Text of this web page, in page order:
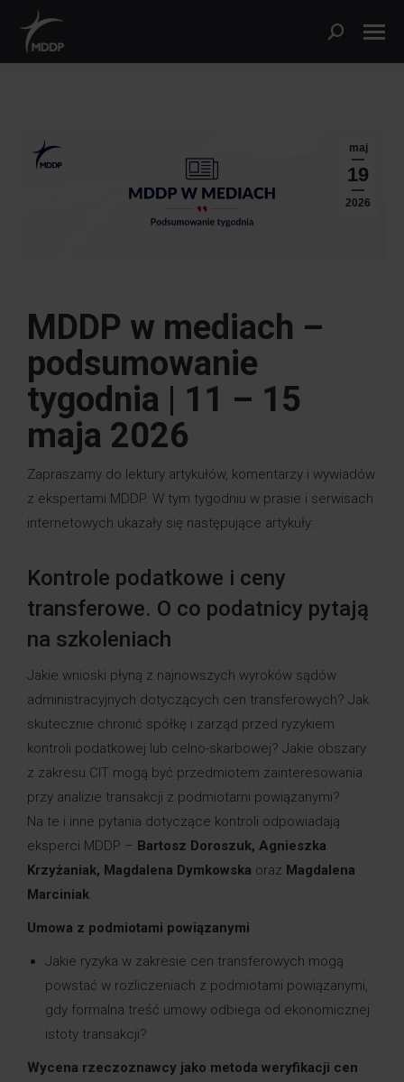
maj
19
2026
MDDP w mediach –
podsumowanie
tygodnia | 11 – 15
maja 2026
Zapraszamy do lektury artykułów, komentarzy i wywiadów
z ekspertami MDDP. W tym tygodniu w prasie i serwisach
internetowych ukazały się następujące artykuły:
Kontrole podatkowe i ceny
transferowe. O co podatnicy pytają
na szkoleniach
Jakie wnioski płyną z najnowszych wyroków sądów
administracyjnych dotyczących cen transferowych? Jak
skutecznie chronić spółkę i zarząd przed ryzykiem
kontroli podatkowej lub celno-skarbowej? Jakie obszary
z zakresu CIT mogą być przedmiotem zainteresowania
przy analizie transakcji z podmiotami powiązanymi?
Na te i inne pytania dotyczące kontroli odpowiadają
eksperci MDDP – Bartosz Doroszuk, Agnieszka
Krzyżaniak, Magdalena Dymkowska oraz Magdalena
Marciniak.
Umowa z podmiotami powiązanymi
Jakie ryzyka w zakresie cen transferowych mogą
powstać w rozliczeniach z podmiotami powiązanymi,
gdy formalna treść umowy odbiega od ekonomicznej
istoty transakcji?
Wycena rzeczoznawcy jako metoda weryfikacji cen